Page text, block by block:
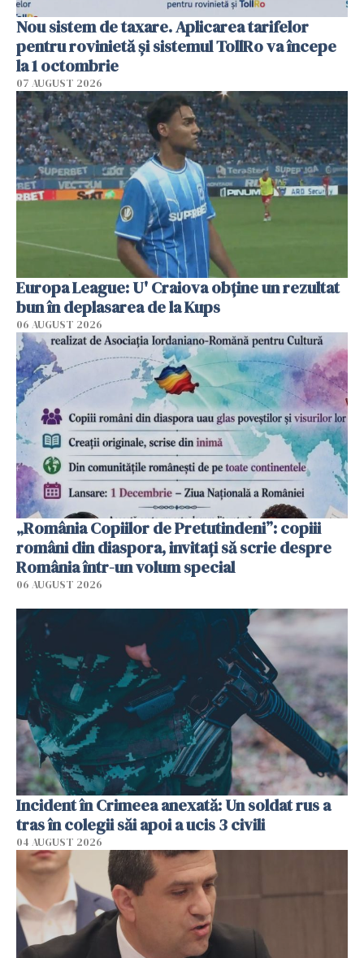
Nou sistem de taxare. Aplicarea tarifelor
pentru rovinietă şi sistemul TollRo va începe
la 1 octombrie
07 AUGUST 2026
Europa League: U' Craiova obține un rezultat
bun în deplasarea de la Kups
06 AUGUST 2026
„România Copiilor de Pretutindeni”: copiii
români din diaspora, invitați să scrie despre
România într-un volum special
06 AUGUST 2026
Incident în Crimeea anexată: Un soldat rus a
tras în colegii săi apoi a ucis 3 civili
04 AUGUST 2026